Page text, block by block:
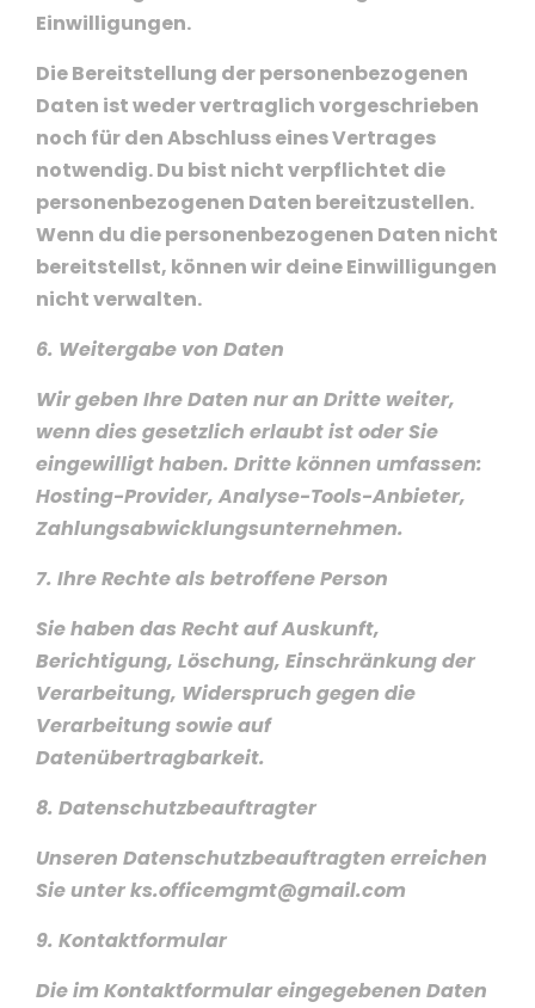
Einwilligungen.
Die Bereitstellung der personenbezogenen
Daten ist weder vertraglich vorgeschrieben
noch für den Abschluss eines Vertrages
notwendig. Du bist nicht verpflichtet die
personenbezogenen Daten bereitzustellen.
Wenn du die personenbezogenen Daten nicht
bereitstellst, können wir deine Einwilligungen
nicht verwalten.
6. Weitergabe von Daten
Wir geben Ihre Daten nur an Dritte weiter,
wenn dies gesetzlich erlaubt ist oder Sie
eingewilligt haben. Dritte können umfassen:
Hosting-Provider, Analyse-Tools-Anbieter,
Zahlungsabwicklungsunternehmen.
7. Ihre Rechte als betroffene Person
Sie haben das Recht auf Auskunft,
Berichtigung, Löschung, Einschränkung der
Verarbeitung, Widerspruch gegen die
Verarbeitung sowie auf
Datenübertragbarkeit.
8. Datenschutzbeauftragter
Unseren Datenschutzbeauftragten erreichen
Sie unter ks.officemgmt@gmail.com
9. Kontaktformular
Die im Kontaktformular eingegebenen Daten